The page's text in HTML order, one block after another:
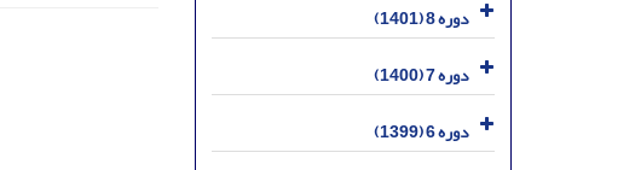
دوره 8 (1401)
دوره 7 (1400)
دوره 6 (1399)